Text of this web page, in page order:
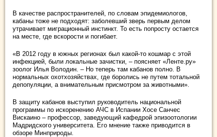
В качестве распространителей, по словам эпидемиологов,
кабаны тоже не подходят: заболевший зверь первым делом
утрачивает миграционный инстинкт. То есть попросту остается
на месте, где вскорости и погибает.
«В 2012 году в южных регионах был какой-то кошмар с этой
инфекцией, были локальные зачистки, – поясняет «Ленте.ру»
зоолог Илья Володин. – Но теперь там кабанов полно. В
нормальных охотхозяйствах, где боролись не путем тотальной
депопуляции, а внимательным присмотром за животными».
В защиту кабанов выступил руководитель национальной
программы по искоренению АЧС в Испании Хосе Санчес
Вискаино – профессор, заведующий кафедрой эпизоотологии
Мадридского университета. Его мнение также приводится в
обзоре Минприроды.